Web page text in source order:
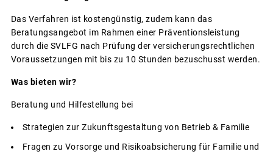
Das Verfahren ist kostengünstig, zudem kann das
Beratungsangebot im Rahmen einer Präventionsleistung
durch die SVLFG nach Prüfung der versicherungsrechtlichen
Voraussetzungen mit bis zu 10 Stunden bezuschusst werden.
Was bieten wir?
Beratung und Hilfestellung bei
Strategien zur Zukunftsgestaltung von Betrieb & Familie
Fragen zu Vorsorge und Risikoabsicherung für Familie und